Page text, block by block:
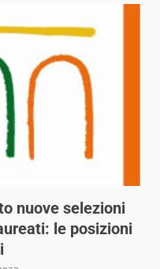
nuove selezioni
le posizioni